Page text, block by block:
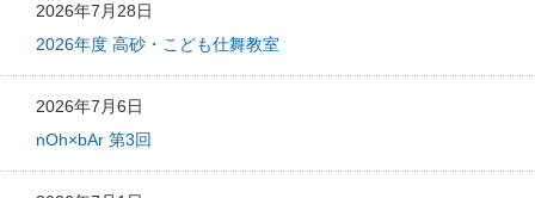
2026年7月28日
2026年度 高砂・こども仕舞教室
2026年7月6日
nOh×bAr 第3回